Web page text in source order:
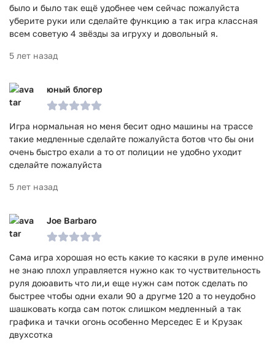
было и было так ещё удобнее чем сейчас пожалуйста
уберите руки или сделайте функцию а так игра классная
всем советую 4 звёзды за игруху и довольный я.
5 лет назад
юный блогер
Игра нормальная но меня бесит одно машины на трассе
такие медленные сделайте пожалуйста ботов что бы они
очень быстро ехали а то от полиции не удобно уходит
сделайте пожалуйста
5 лет назад
Joe Barbaro
Сама игра хорошая но есть какие то касяки в руле именно
не знаю плохл управляется нужно как то чуствительность
руля доюавить что ли,и еще нужн сам поток сделать по
быстрее чтобы одни ехали 90 а другме 120 а то неудобно
шашковать когда сам поток слишком медленный а так
графика и тачки огонь особенно Мерседес E и Крузак
двухсотка